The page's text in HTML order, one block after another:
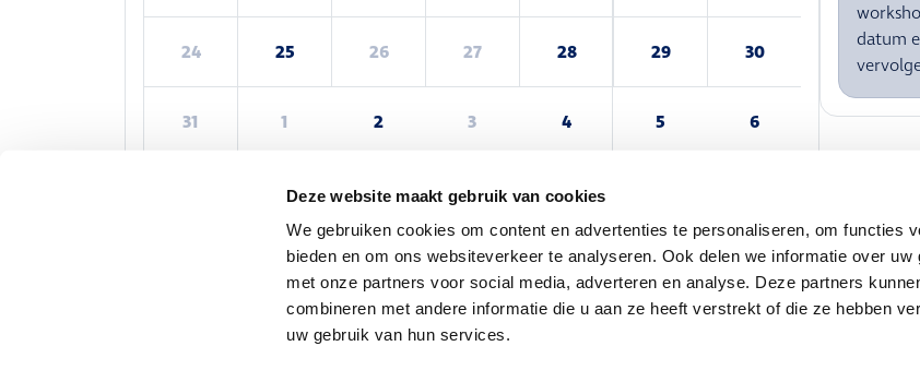
Deze website maakt gebruik van cookies
We gebruiken cookies om content en advertenties te personaliseren, om functies
bieden en om ons websiteverkeer te analyseren. Ook delen we informatie over uw
met onze partners voor social media, adverteren en analyse. Deze partners
combineren met andere informatie die u aan ze heeft verstrekt of die ze hebben
uw gebruik van hun services.
Een cadeaubon kopen
24 25 26 27 28 29 30
31 1 2 3 4 5 6
datum